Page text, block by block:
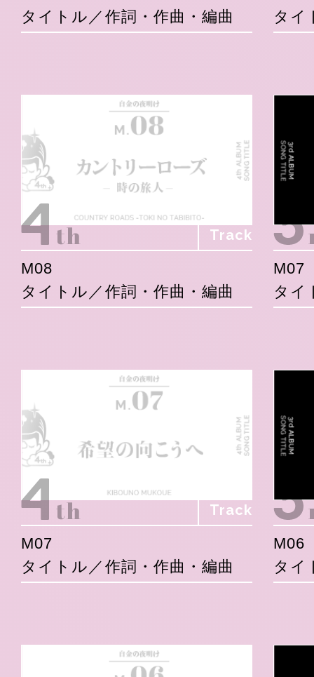
タイトル／作詞・作曲・編曲
タイ
Track
M08
タイトル／作詞・作曲・編曲
M07
タイ
Track
M07
タイトル／作詞・作曲・編曲
M06
タイ